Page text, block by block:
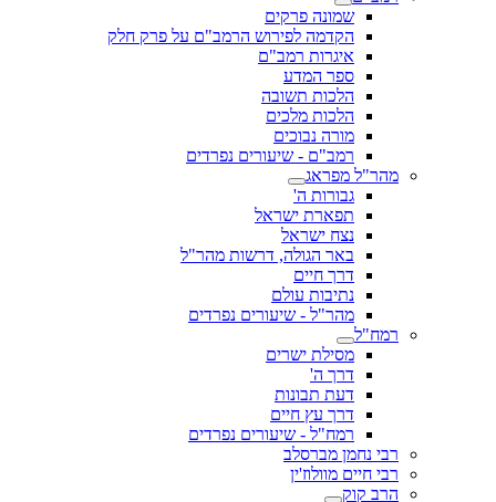
שמונה פרקים
הקדמה לפירוש הרמב"ם על פרק חלק
איגרות רמב"ם
ספר המדע
הלכות תשובה
הלכות מלכים
מורה נבוכים
רמב"ם - שיעורים נפרדים
מהר"ל מפראג
גבורות ה'
תפארת ישראל
נצח ישראל
באר הגולה, דרשות מהר"ל
דרך חיים
נתיבות עולם
מהר"ל - שיעורים נפרדים
רמח"ל
מסילת ישרים
דרך ה'
דעת תבונות
דרך עץ חיים
רמח"ל - שיעורים נפרדים
רבי נחמן מברסלב
רבי חיים מוולוז'ין
הרב קוק